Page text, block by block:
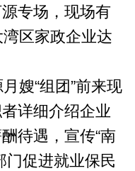
专场，现场有
区家政企业达
“组团”前来现
详细介绍企业
待遇，宣传“南
门促进就业保民